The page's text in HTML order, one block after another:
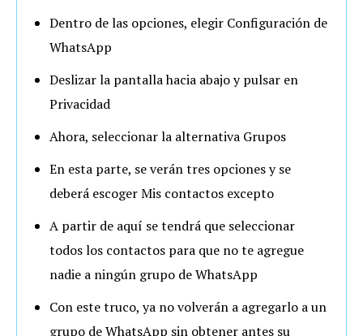
Dentro de las opciones, elegir Configuración de
WhatsApp
Deslizar la pantalla hacia abajo y pulsar en
Privacidad
Ahora, seleccionar la alternativa Grupos
En esta parte, se verán tres opciones y se
deberá escoger Mis contactos excepto
A partir de aquí se tendrá que seleccionar
todos los contactos para que no te agregue
nadie a ningún grupo de WhatsApp
Con este truco, ya no volverán a agregarlo a un
grupo de WhatsApp sin obtener antes su